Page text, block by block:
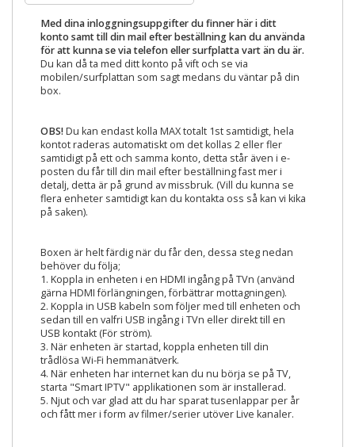
Med dina inloggningsuppgifter du finner här i ditt
konto samt till din mail efter beställning kan du använda
för att kunna se via telefon eller surfplatta vart än du är.
Du kan då ta med ditt konto på vift och se via
mobilen/surfplattan som sagt medans du väntar på din
box.
OBS!Du kan endast kolla MAX totalt 1st samtidigt, hela
kontot raderas automatiskt om det kollas 2 eller fler
samtidigt på ett och samma konto, detta står även i e-
posten du får till din mail efter beställning fast mer i
detalj, detta är på grund av missbruk. (Vill du kunna se
flera enheter samtidigt kan du kontakta oss så kan vi kika
på saken).
Boxen är helt färdig när du får den, dessa steg nedan
behöver du följa;
1. Koppla in enheten i en HDMI ingång på TVn (använd
gärna HDMI förlängningen, förbättrar mottagningen).
2. Koppla in USB kabeln som följer med till enheten och
sedan till en valfri USB ingång i TVn eller direkt till en
USB kontakt (För ström).
3. När enheten är startad, koppla enheten till din
trådlösa Wi-Fi hemmanätverk.
4. När enheten har internet kan du nu börja se på TV,
starta "Smart IPTV" applikationen som är installerad.
5. Njut och var glad att du har sparat tusenlappar per år
och fått mer i form av filmer/serier utöver Live kanaler.